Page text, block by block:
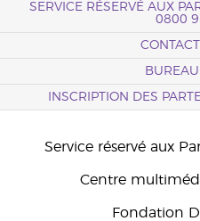
SERVICE RÉSERVÉ AUX
0800
INSCRIPTION DES
Service réservé aux
Centre
Fondation